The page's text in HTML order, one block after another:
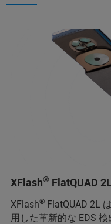
XFlash® FlatQUAD
XFlash® FlatQUAD 2L
用した革新的な EDS